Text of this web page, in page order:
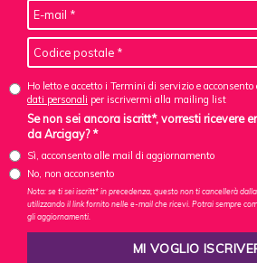
Ho letto e accetto i Termini di servizio e acconsento
dati personali per iscrivermi alla mailing list
Se non sei ancora iscritt*, vorresti ricevere
da Arcigay? *
Sì, acconsento alle mail di aggiornamento
No, non acconsento
Nota: se ti sei iscritt* in precedenza, questo non ti cancellerà
utilizzando il link fornito nelle e-mail che ricevi. Potrai sempre
gli aggiornamenti.